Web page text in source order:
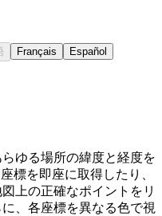
Français
Español
ゆる場所の緯度と経度を
標を即座に取得したり、
上の正確なポイントをリ
、各座標を異なる色で視